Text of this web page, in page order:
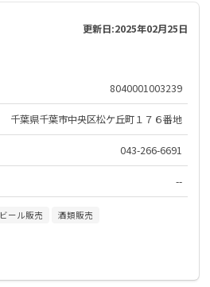
更新日:2025年02月25日
8040001003239
千葉県千葉市中央区松ケ丘町１７６番地
043-266-6691
--
ビール販売 酒類販売